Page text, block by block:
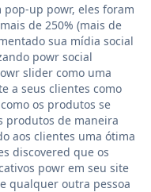
up powr, eles foram
de 250% (mais de
sua mídia social
powr social
slider como uma
a seus clientes como
os produtos se
produtos de maneira
aos clientes uma ótima
discovered que os
powr em seu site
qualquer outra pessoa